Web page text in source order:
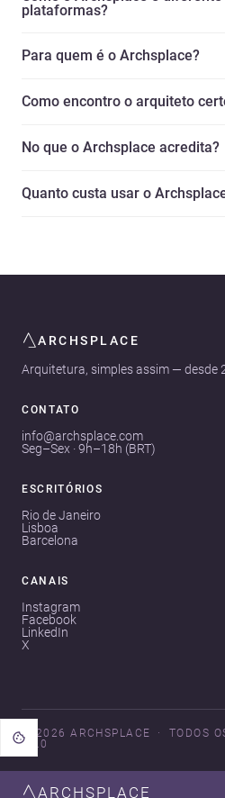
ARCHSPLACE
plataformas?
Para quem é o Archsplace?
Como encontro o arquiteto
No que o Archsplace acredita?
Quanto custa usar o
ARCHSPLACE
Arquitetura, simples assim — desde
CONTATO
info@archsplace.com
Seg–Sex · 9h–18h (BRT)
ESCRITÓRIOS
Rio de Janeiro
Lisboa
Barcelona
CANAIS
Instagram
Facebook
LinkedIn
X
© 2026 ARCHSPLACE
TODOS
V3.0